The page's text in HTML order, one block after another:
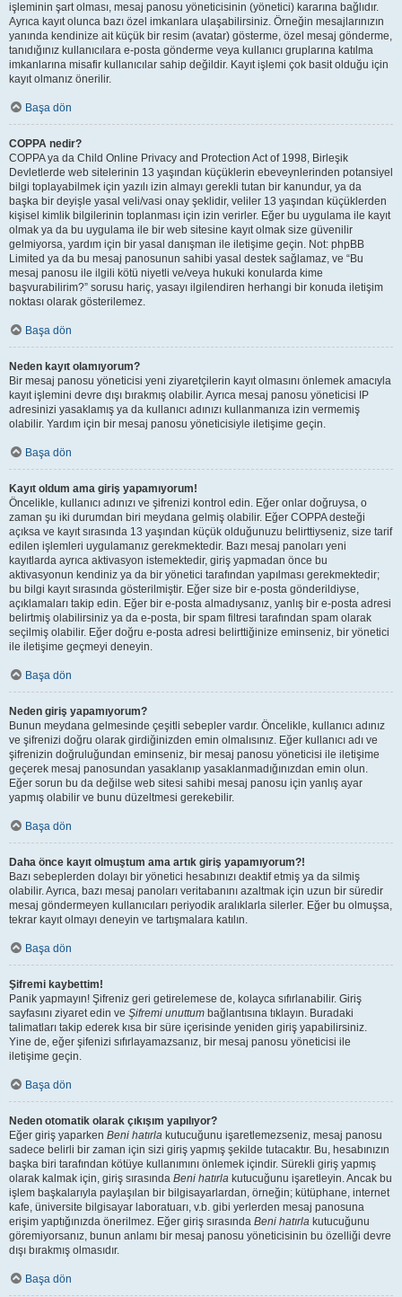
işleminin şart olması, mesaj panosu yöneticisinin (yönetici) kararına bağlıdır.
Ayrıca kayıt olunca bazı özel imkanlara ulaşabilirsiniz. Örneğin mesajlarınızın
yanında kendinize ait küçük bir resim (avatar) gösterme, özel mesaj gönderme,
tanıdığınız kullanıcılara e-posta gönderme veya kullanıcı gruplarına katılma
imkanlarına misafir kullanıcılar sahip değildir. Kayıt işlemi çok basit olduğu için
kayıt olmanız önerilir.
Başa dön
COPPA nedir?
COPPA ya da Child Online Privacy and Protection Act of 1998, Birleşik
Devletlerde web sitelerinin 13 yaşından küçüklerin ebeveynlerinden potansiyel
bilgi toplayabilmek için yazılı izin almayı gerekli tutan bir kanundur, ya da
başka bir deyişle yasal veli/vasi onay şeklidir, veliler 13 yaşından küçüklerden
kişisel kimlik bilgilerinin toplanması için izin verirler. Eğer bu uygulama ile kayıt
olmak ya da bu uygulama ile bir web sitesine kayıt olmak size güvenilir
gelmiyorsa, yardım için bir yasal danışman ile iletişime geçin. Not: phpBB
Limited ya da bu mesaj panosunun sahibi yasal destek sağlamaz, ve “Bu
mesaj panosu ile ilgili kötü niyetli ve/veya hukuki konularda kime
başvurabilirim?” sorusu hariç, yasayı ilgilendiren herhangi bir konuda iletişim
noktası olarak gösterilemez.
Başa dön
Neden kayıt olamıyorum?
Bir mesaj panosu yöneticisi yeni ziyaretçilerin kayıt olmasını önlemek amacıyla
kayıt işlemini devre dışı bırakmış olabilir. Ayrıca mesaj panosu yöneticisi IP
adresinizi yasaklamış ya da kullanıcı adınızı kullanmanıza izin vermemiş
olabilir. Yardım için bir mesaj panosu yöneticisiyle iletişime geçin.
Başa dön
Kayıt oldum ama giriş yapamıyorum!
Öncelikle, kullanıcı adınızı ve şifrenizi kontrol edin. Eğer onlar doğruysa, o
zaman şu iki durumdan biri meydana gelmiş olabilir. Eğer COPPA desteği
açıksa ve kayıt sırasında 13 yaşından küçük olduğunuzu belirttiyseniz, size tarif
edilen işlemleri uygulamanız gerekmektedir. Bazı mesaj panoları yeni
kayıtlarda ayrıca aktivasyon istemektedir, giriş yapmadan önce bu
aktivasyonun kendiniz ya da bir yönetici tarafından yapılması gerekmektedir;
bu bilgi kayıt sırasında gösterilmiştir. Eğer size bir e-posta gönderildiyse,
açıklamaları takip edin. Eğer bir e-posta almadıysanız, yanlış bir e-posta adresi
belirtmiş olabilirsiniz ya da e-posta, bir spam filtresi tarafından spam olarak
seçilmiş olabilir. Eğer doğru e-posta adresi belirttiğinize eminseniz, bir yönetici
ile iletişime geçmeyi deneyin.
Başa dön
Neden giriş yapamıyorum?
Bunun meydana gelmesinde çeşitli sebepler vardır. Öncelikle, kullanıcı adınız
ve şifrenizi doğru olarak girdiğinizden emin olmalısınız. Eğer kullanıcı adı ve
şifrenizin doğruluğundan eminseniz, bir mesaj panosu yöneticisi ile iletişime
geçerek mesaj panosundan yasaklanıp yasaklanmadığınızdan emin olun.
Eğer sorun bu da değilse web sitesi sahibi mesaj panosu için yanlış ayar
yapmış olabilir ve bunu düzeltmesi gerekebilir.
Başa dön
Daha önce kayıt olmuştum ama artık giriş yapamıyorum?!
Bazı sebeplerden dolayı bir yönetici hesabınızı deaktif etmiş ya da silmiş
olabilir. Ayrıca, bazı mesaj panoları veritabanını azaltmak için uzun bir süredir
mesaj göndermeyen kullanıcıları periyodik aralıklarla silerler. Eğer bu olmuşsa,
tekrar kayıt olmayı deneyin ve tartışmalara katılın.
Başa dön
Şifremi kaybettim!
Panik yapmayın! Şifreniz geri getirelemese de, kolayca sıfırlanabilir. Giriş
sayfasını ziyaret edin ve Şifremi unuttum bağlantısına tıklayın. Buradaki
talimatları takip ederek kısa bir süre içerisinde yeniden giriş yapabilirsiniz.
Yine de, eğer şifenizi sıfırlayamazsanız, bir mesaj panosu yöneticisi ile
iletişime geçin.
Başa dön
Neden otomatik olarak çıkışım yapılıyor?
Eğer giriş yaparken Beni hatırla kutucuğunu işaretlemezseniz, mesaj panosu
sadece belirli bir zaman için sizi giriş yapmış şekilde tutacaktır. Bu, hesabınızın
başka biri tarafından kötüye kullanımını önlemek içindir. Sürekli giriş yapmış
olarak kalmak için, giriş sırasında Beni hatırla kutucuğunu işaretleyin. Ancak bu
işlem başkalarıyla paylaşılan bir bilgisayarlardan, örneğin; kütüphane, internet
kafe, üniversite bilgisayar laboratuarı, v.b. gibi yerlerden mesaj panosuna
erişim yaptığınızda önerilmez. Eğer giriş sırasında Beni hatırla kutucuğunu
göremiyorsanız, bunun anlamı bir mesaj panosu yöneticisinin bu özelliği devre
dışı bırakmış olmasıdır.
Başa dön